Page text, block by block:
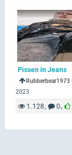
Pissen in Jeans
Rubberbear1973
2023
1.128 0